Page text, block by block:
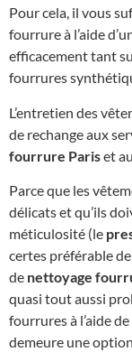
Pour cela, il vous
fourrure à l’aide
efficacement tant
fourrures
L’entretien des
de rechange aux
fourrure Pariset au
Parce que les
délicats et qu’ils
méticulosité (le
certes préférable
de nettoyage
quasi tout aussi
fourrures à l’aide
demeure une